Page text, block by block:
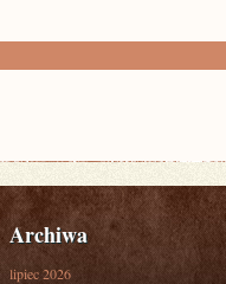
Archiwa
lipiec 2026